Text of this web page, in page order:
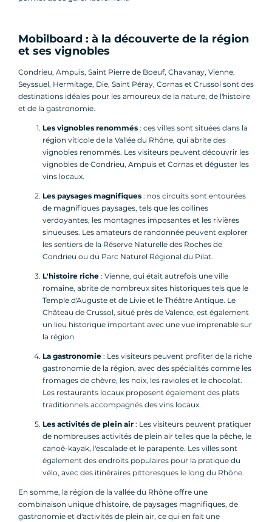
Mobilboard : à la découverte de la région
et ses vignobles
Condrieu, Ampuis, Saint Pierre de Boeuf, Chavanay, Vienne,
Seyssuel, Hermitage, Die, Saint Péray, Cornas et Crussol sont des
destinations idéales pour les amoureux de la nature, de l'histoire
et de la gastronomie.
Les vignobles renommés : ces villes sont situées dans la
région viticole de la Vallée du Rhône, qui abrite des
vignobles renommés. Les visiteurs peuvent découvrir les
vignobles de Condrieu, Ampuis et Cornas et déguster les
vins locaux.
Les paysages magnifiques : nos circuits sont entourées
de magnifiques paysages, tels que les collines
verdoyantes, les montagnes imposantes et les rivières
sinueuses. Les amateurs de randonnée peuvent explorer
les sentiers de la Réserve Naturelle des Roches de
Condrieu ou du Parc Naturel Régional du Pilat.
L'histoire riche : Vienne, qui était autrefois une ville
romaine, abrite de nombreux sites historiques tels que le
Temple d'Auguste et de Livie et le Théâtre Antique. Le
Château de Crussol, situé près de Valence, est également
un lieu historique important avec une vue imprenable sur
la région.
La gastronomie : Les visiteurs peuvent profiter de la riche
gastronomie de la région, avec des spécialités comme les
fromages de chèvre, les noix, les ravioles et le chocolat.
Les restaurants locaux proposent également des plats
traditionnels accompagnés des vins locaux.
Les activités de plein air : Les visiteurs peuvent pratiquer
de nombreuses activités de plein air telles que la pêche, le
canoë-kayak, l'escalade et le parapente. Les villes sont
également des endroits populaires pour la pratique du
vélo, avec des itinéraires pittoresques le long du Rhône.
En somme, la région de la vallée du Rhône offre une
combinaison unique d'histoire, de paysages magnifiques, de
gastronomie et d'activités de plein air, ce qui en fait une